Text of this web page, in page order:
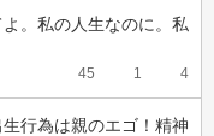
。私の人生なのに。私
45 1 4
行為は親のエゴ！精神